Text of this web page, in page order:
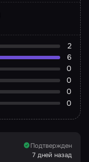
2
6
0
0
0
0
Подтвержден
7 дней назад